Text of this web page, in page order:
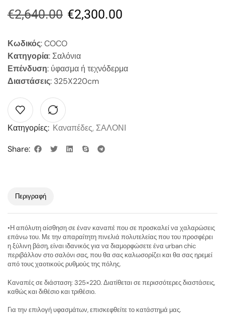
€2,640.00 €2,300.00
Κωδικός: COCO
Κατηγορία: Σαλόνια
Επένδυση: ύφασμα ή τεχνόδερμα
Διαστάσεις: 325X220cm
Κατηγορίες: Καναπέδες, ΣΑΛΟΝΙ
Share:
Περιγραφή
•Η απόλυτη αίσθηση σε έναν καναπέ που σε προσκαλεί να χαλαρώσεις
επάνω του. Με την απαραίτητη πινελιά πολυτελείας που του προσφέρει
η ξύλινη βάση, είναι ιδανικός για να διαμορφώσετε ένα urban chic
περιβάλλον στο σαλόνι σας, που θα σας καλωσορίζει και θα σας ηρεμεί
από τους χαοτικούς ρυθμούς της πόλης.
Καναπές σε διάσταση: 325×220. Διατίθεται σε περισσότερες διαστάσεις,
καθώς και διθέσιο και τριθέσιο.
Για την επιλογή υφασμάτων, επισκεφθείτε το κατάστημά μας.